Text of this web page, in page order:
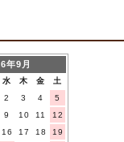
年9月
水 木 金
土
2 3 4
5
9 10 11
12
16 17 18
19